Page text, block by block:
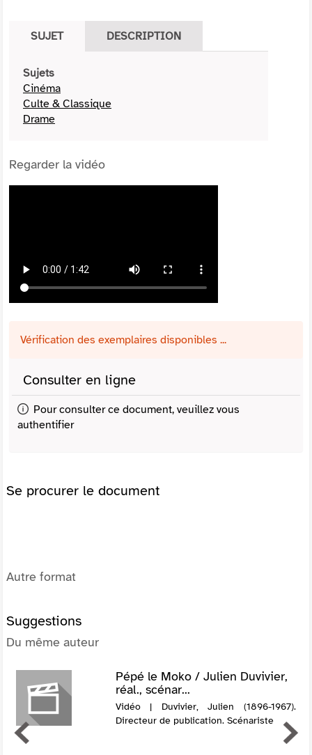
SUJET DESCRIPTION
Sujets
Cinéma
Culte & Classique
Drame
Regarder la vidéo
Vérification des exemplaires disponibles ...
Consulter en ligne
Pour consulter ce document, veuillez vous
authentifier
Se procurer le document
Autre format
Suggestions
Du même auteur
Pépé le Moko / Julien Duvivier,
réal., scénar...
Vidéo | Duvivier, Julien (1896-1967).
Directeur de publication. Scénariste